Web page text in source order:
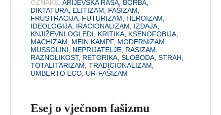
OZNAKE: ARIJEVSKA RASA BORBA
DIKTATURA ELITIZAM FAŠIZAM
FRUSTRACIJA FUTURIZAM HEROIZAM
IDEOLOGIJA IRACIONALIZAM IZDAJA
KNJIŽEVNI OGLEDI
KRITIKA KSENOFOBIJA
MACHIZAM
MEIN KAMPF, MODERNIZAM
MUSSOLINI
NEPRIJATELJE RASIZAM
RAZNOLIKOST, RETORIKA ,SLOBODA ,STRAH
TOTALITARIZAM ,TRADICIONALIZAM
UMBERTO ECO UR-FAŠIZAM
Esej o vječnom fašizmu